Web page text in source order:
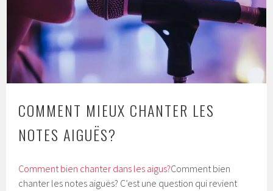
COMMENT MIEUX CHANTER LES
NOTES AIGUËS?
Comment bien chanter dans les aigus?Comment bien
chanter les notes aiguës? C’est une question qui revient